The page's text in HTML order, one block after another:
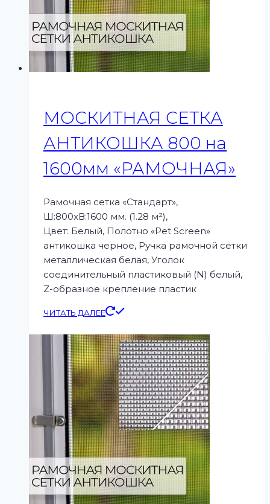
МОСКИТНАЯ СЕТКА
АНТИКОШКА 800 на
1600мм «РАМОЧНАЯ»
Рамочная сетка «Стандарт»,
Ш:800xВ:1600 мм. (1.28 м²),
Цвет: Белый, Полотно «Pet Screen»
антикошка черное, Ручка рамочной сетки
металлическая белая, Уголок
соединительный пластиковый (N) белый,
Z-образное крепление пластик
ЧИТАТЬ ДАЛЕЕ